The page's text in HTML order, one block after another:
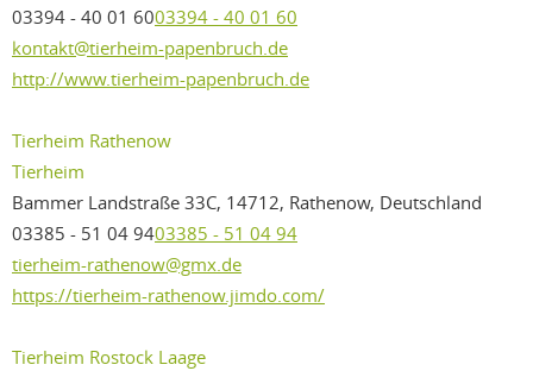
03394 - 40 01 6003394 - 40 01 60
kontakt@tierheim-papenbruch.de
http://www.tierheim-papenbruch.de
Tierheim Rathenow
Tierheim
Bammer Landstraße 33C, 14712, Rathenow, Deutschland
03385 - 51 04 9403385 - 51 04 94
tierheim-rathenow@gmx.de
https://tierheim-rathenow.jimdo.com/
Tierheim Rostock Laage